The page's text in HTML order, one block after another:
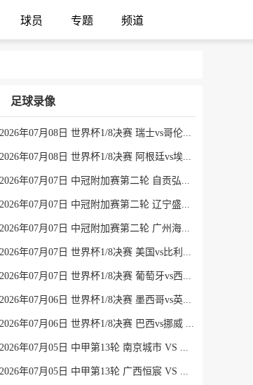
球员 专题 频道
足球录像
2026年07月08日 世界杯1/8决赛 瑞士vs哥伦比亚 全场录像
2026年07月08日 世界杯1/8决赛 阿根廷vs埃及 全场录像
2026年07月07日 中冠附加赛第二轮 自贡弘祥电碳 VS 大连聚惺晟恒 全场录像
2026年07月07日 中冠附加赛第二轮 辽宁盛京新锐 VS 上海泽天 全场录像
2026年07月07日 中冠附加赛第二轮 广州海珠醒派 VS 吴川青年 全场录像
2026年07月07日 世界杯1/8决赛 美国vs比利时 全场录像
2026年07月07日 世界杯1/8决赛 葡萄牙vs西班牙 全场录像
2026年07月06日 世界杯1/8决赛 墨西哥vs英格兰 全场录像
2026年07月06日 世界杯1/8决赛 巴西vs挪威 全场录像
2026年07月05日 中甲第13轮 南京城市 VS 佛山南狮 全场录像
2026年07月05日 中甲第13轮 广西恒宸 VS 大连鲲城 全场录像